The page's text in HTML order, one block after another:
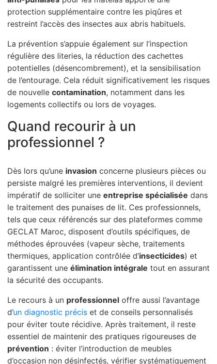
protection supplémentaire contre les piqûres et
restreint l’accès des insectes aux abris habituels.
La prévention s’appuie également sur l’inspection
régulière des literies, la réduction des cachettes
potentielles (désencombrement), et la sensibilisation
de l’entourage. Cela réduit significativement les risques
de nouvelle contamination, notamment dans les
logements collectifs ou lors de voyages.
Quand recourir à un
professionnel ?
Dès lors qu’une invasion concerne plusieurs pièces ou
persiste malgré les premières interventions, il devient
impératif de solliciter une entreprise spécialisée dans
le traitement des punaises de lit. Ces professionnels,
tels que ceux référencés sur des plateformes comme
GECLAT Maroc, disposent d’outils spécifiques, de
méthodes éprouvées (vapeur sèche, traitements
thermiques, application contrôlée d’insecticides) et
garantissent une élimination intégrale tout en assurant
la sécurité des occupants.
Le recours à un professionnel offre aussi l’avantage
d’un diagnostic précis et de conseils personnalisés
pour éviter toute récidive. Après traitement, il reste
essentiel de maintenir des pratiques rigoureuses de
prévention : éviter l’introduction de meubles
d’occasion non désinfectés, vérifier systématiquement